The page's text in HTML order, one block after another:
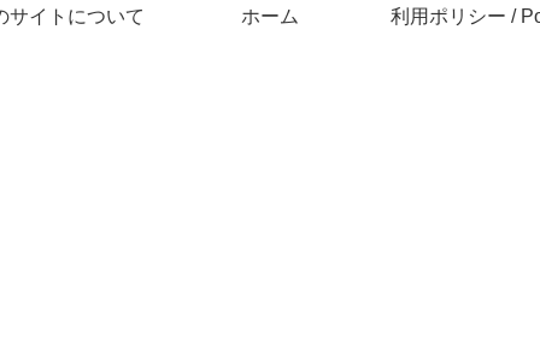
サイトについて ホーム 利用ポリシー /